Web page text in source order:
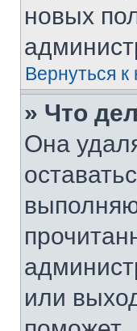
новых
Вернуться к
» Что
Она
или